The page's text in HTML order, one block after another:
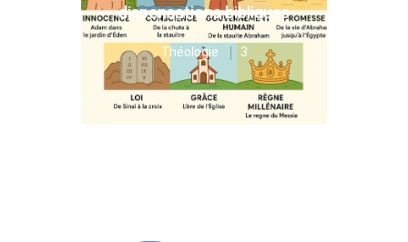
dispensations bibliques
Théologie 3